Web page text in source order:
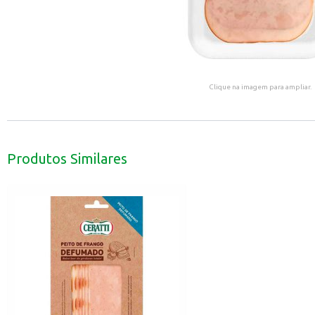
Clique na imagem para ampliar.
Produtos Similares